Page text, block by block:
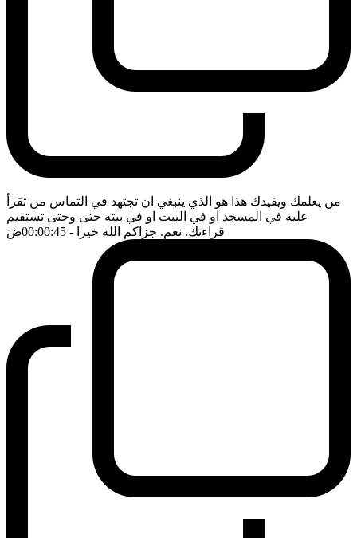
من يعلمك ويفيدك هذا هو الذي ينبغي ان تجتهد في التماس من تقرأ
عليه في المسجد او في البيت او في بيته حتى وحتى تستقيم
قراءتك. نعم. جزاكم الله خيرا - 00:00:45 ضَ